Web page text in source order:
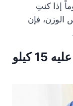
واللبن لقوام مثالي في 11 يوماً إذا كنتِ
الوزن، فإن
رجيم البروتينات اللي خسيت عليه 15 كيلو